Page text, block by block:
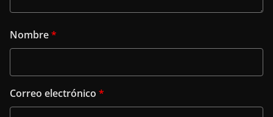
Nombre*
Correo electrónico *